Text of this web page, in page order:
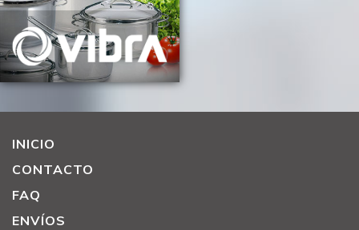
INICIO
CONTACTO
FAQ
ENVÍOS